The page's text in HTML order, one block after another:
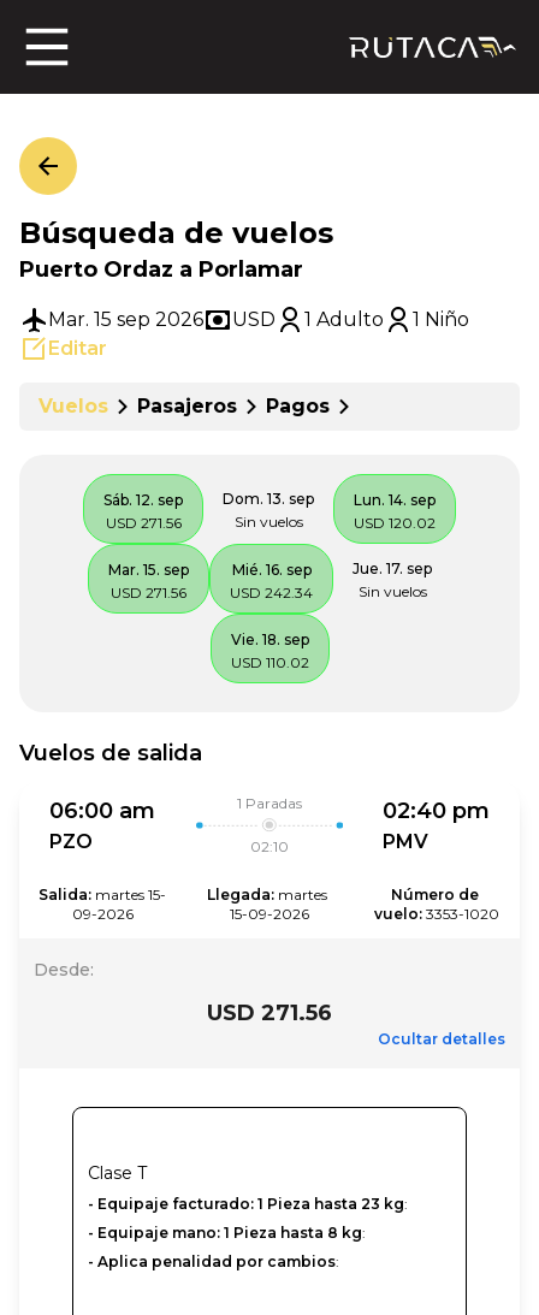
Búsqueda de vuelos
Puerto Ordaz a Porlamar
Mar. 15 sep 2026 USD 1 Adulto
1 Niño
Editar
Vuelos Pasajeros Pagos
Sáb. 12. sep
USD 271.56
Dom. 13. sep
Sin vuelos
Lun. 14. sep
USD 120.02
Mar. 15. sep
USD 271.56
Mié. 16. sep
USD 242.34
Jue. 17. sep
Sin vuelos
Vie. 18. sep
USD 110.02
Vuelos de salida
06:00 am
PZO
1 Paradas
02:10
02:40 pm
PMV
Salida: martes 15-
09-2026
Llegada: martes
15-09-2026
Número de
vuelo: 3353-1020
Desde:
USD 271.56
Ocultar detalles
Clase T
- Equipaje facturado: 1 Pieza hasta 23 kg:
- Equipaje mano: 1 Pieza hasta 8 kg:
- Aplica penalidad por cambios: